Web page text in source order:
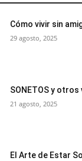
Cómo vivir sin
29 agosto, 2025
SONETOS y otros
21 agosto, 2025
El Arte de Estar